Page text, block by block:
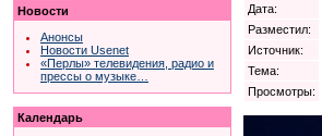
Новости
Анонсы
Новости Usenet
«Перлы» телевидения, радио и
прессы о музыке…
Календарь
Дата:
Разместил:
Источник:
Тема:
Просмотры: